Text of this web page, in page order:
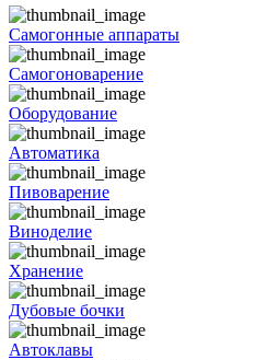
Самогонные аппараты
Самогоноварение
Оборудование
Автоматика
Пивоварение
Виноделие
Хранение
Дубовые бочки
Автоклавы